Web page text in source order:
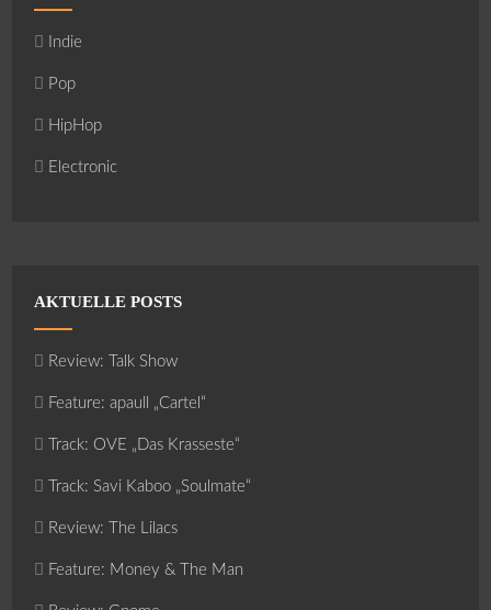
Indie
Pop
HipHop
Electronic
AKTUELLE POSTS
Review: Talk Show
Feature: apaull „Cartel“
Track: OVE „Das Krasseste“
Track: Savi Kaboo „Soulmate“
Review: The Lilacs
Feature: Money & The Man